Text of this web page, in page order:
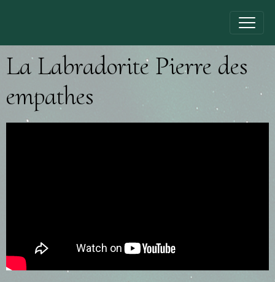
La Labradorite Pierre des
empathes